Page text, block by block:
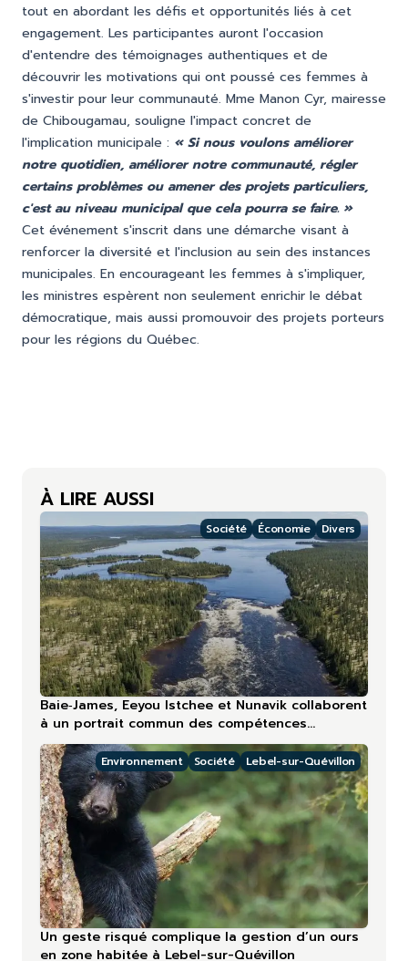
tout en abordant les défis et opportunités liés à cet
engagement. Les participantes auront l'occasion
d'entendre des témoignages authentiques et de
découvrir les motivations qui ont poussé ces femmes à
s'investir pour leur communauté. Mme Manon Cyr, mairesse
de Chibougamau, souligne l'impact concret de
l'implication municipale : « Si nous voulons améliorer
notre quotidien, améliorer notre communauté, régler
certains problèmes ou amener des projets particuliers,
c'est au niveau municipal que cela pourra se faire. »
Cet événement s'inscrit dans une démarche visant à
renforcer la diversité et l'inclusion au sein des instances
municipales. En encourageant les femmes à s'impliquer,
les ministres espèrent non seulement enrichir le débat
démocratique, mais aussi promouvoir des projets porteurs
pour les régions du Québec.
À LIRE AUSSI
Société Économie Divers
Baie‑James, Eeyou Istchee et Nunavik collaborent
à un portrait commun des compétences
touristiques
Environnement Société Lebel-sur-Quévillon
Un geste risqué complique la gestion d’un ours
en zone habitée à Lebel-sur-Quévillon